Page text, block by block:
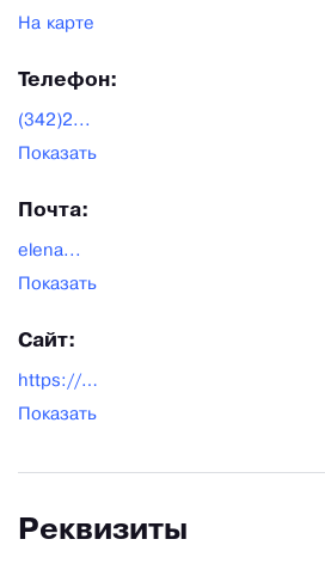
На карте
Телефон:
(342)2...
Показать
Почта:
elena...
Показать
Сайт:
https://august2003.ru/
Показать
Реквизиты